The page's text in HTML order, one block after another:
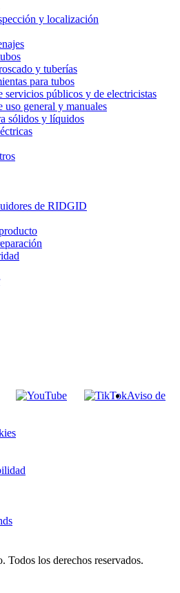
y localización
y tuberías
para tubos
servicios públicos y de electricistas
uso general y manuales
sólidos y líquidos
de RIDGID
Aviso de
los derechos reservados.